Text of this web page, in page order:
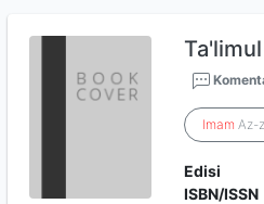
Imam Az-
Edisi
ISBN/ISSN